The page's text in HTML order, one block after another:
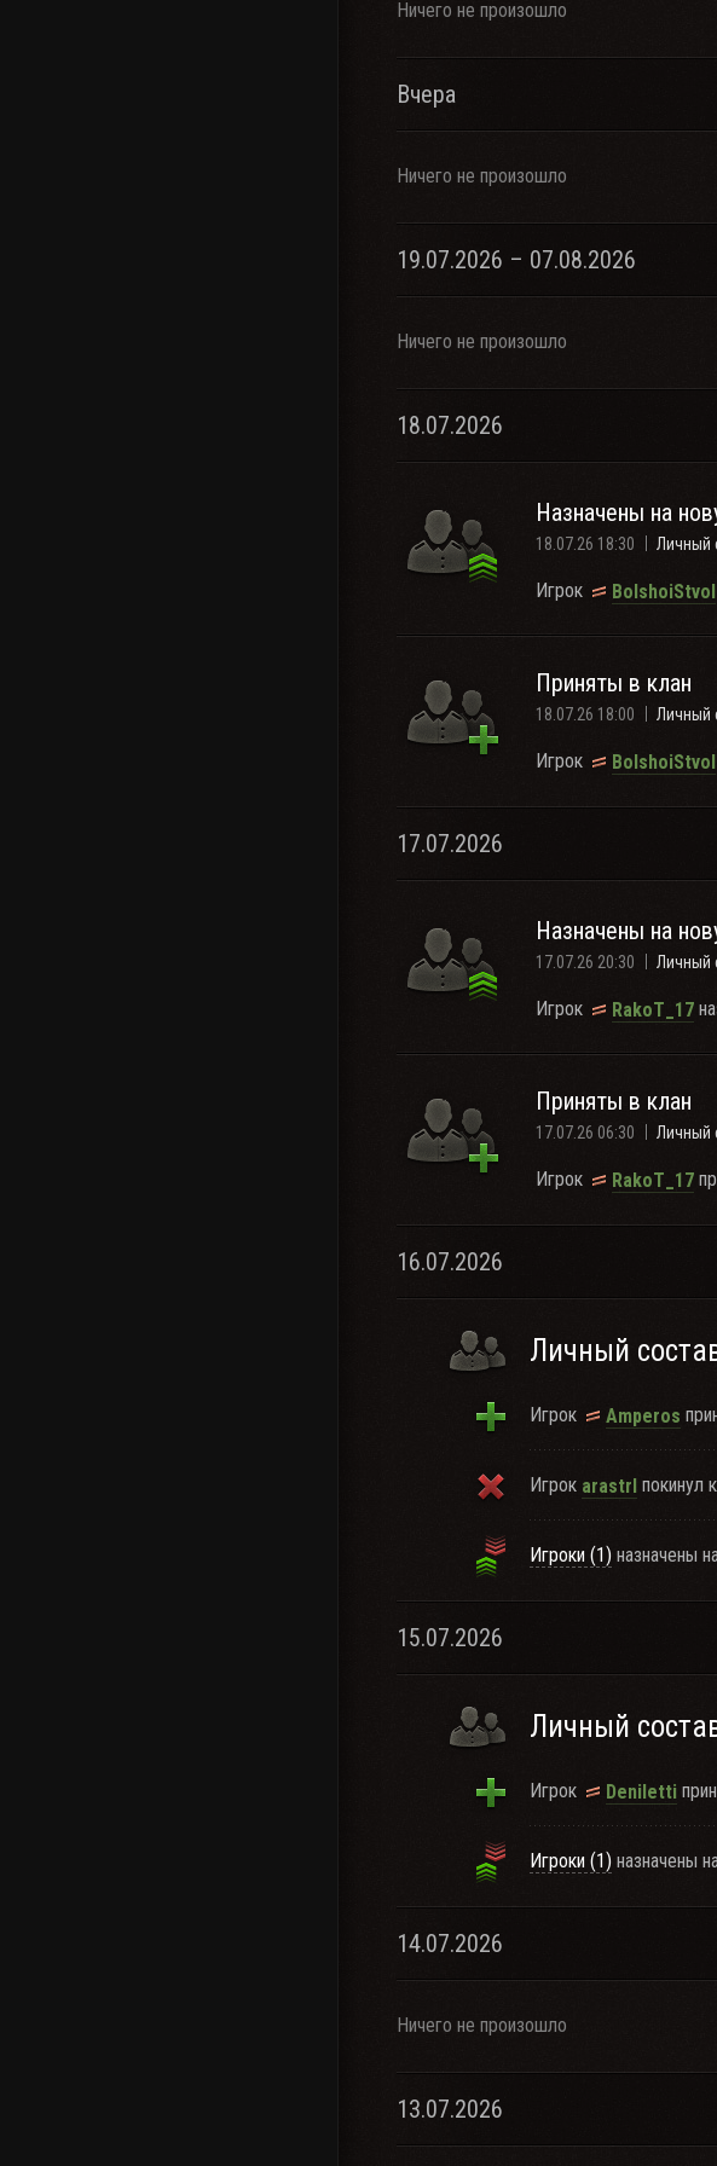
Ничего не произошло
Вчера
Ничего не произошло
19.07.2026 – 07.08.2026
Ничего не произошло
18.07.2026
Назначены на
18.07.26 18:30 Личный
Игрок BolshoiStvol
Приняты в клан
18.07.26 18:00 Личный
Игрок BolshoiStvol
17.07.2026
Назначены на
17.07.26 20:30 Личный
Игрок RakoT_17
Приняты в клан
17.07.26 06:30 Личный
Игрок RakoT_17
16.07.2026
Личный
Игрок Amperos
Игрок arastrl покинул
Игроки (1) назначены
15.07.2026
Личный
Игрок Deniletti
Игроки (1) назначены
14.07.2026
Ничего не произошло
13.07.2026